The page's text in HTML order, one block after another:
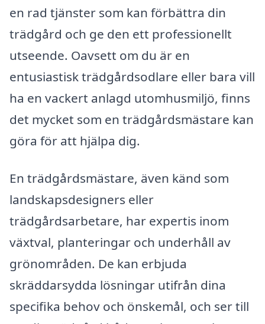
en rad tjänster som kan förbättra din
trädgård och ge den ett professionellt
utseende. Oavsett om du är en
entusiastisk trädgårdsodlare eller bara vill
ha en vackert anlagd utomhusmiljö, finns
det mycket som en trädgårdsmästare kan
göra för att hjälpa dig.
En trädgårdsmästare, även känd som
landskapsdesigners eller
trädgårdsarbetare, har expertis inom
växtval, planteringar och underhåll av
grönområden. De kan erbjuda
skräddarsydda lösningar utifrån dina
specifika behov och önskemål, och ser till